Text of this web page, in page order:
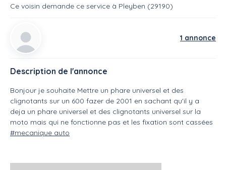
Ce voisin demande ce service à Pleyben (29190)
1 annonce
Description de l'annonce
Bonjour je souhaite Mettre un phare universel et des
clignotants sur un 600 fazer de 2001 en sachant qu'il y a
deja un phare universel et des clignotants universel sur la
moto mais qui ne fonctionne pas et les fixation sont cassées
#mecanique auto